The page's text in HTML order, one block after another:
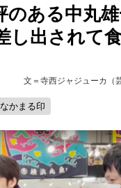
のある中丸
し出されて
文＝ 寺西ジャジューカ（
かまる印